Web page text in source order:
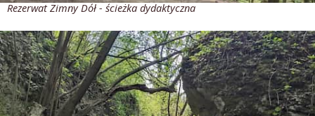
Rezerwat Zimny Dół - ścieżka dydaktyczna